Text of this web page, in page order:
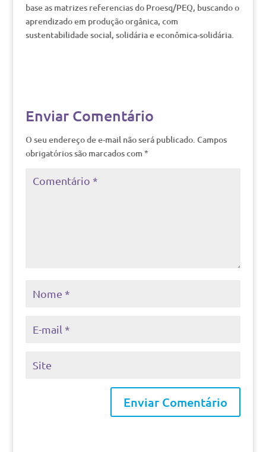
base as matrizes referencias do Proesq/PEQ, buscando o
aprendizado em produção orgânica, com
sustentabilidade social, solidária e econômica-solidária.
Enviar Comentário
O seu endereço de e-mail não será publicado. Campos
obrigatórios são marcados com *